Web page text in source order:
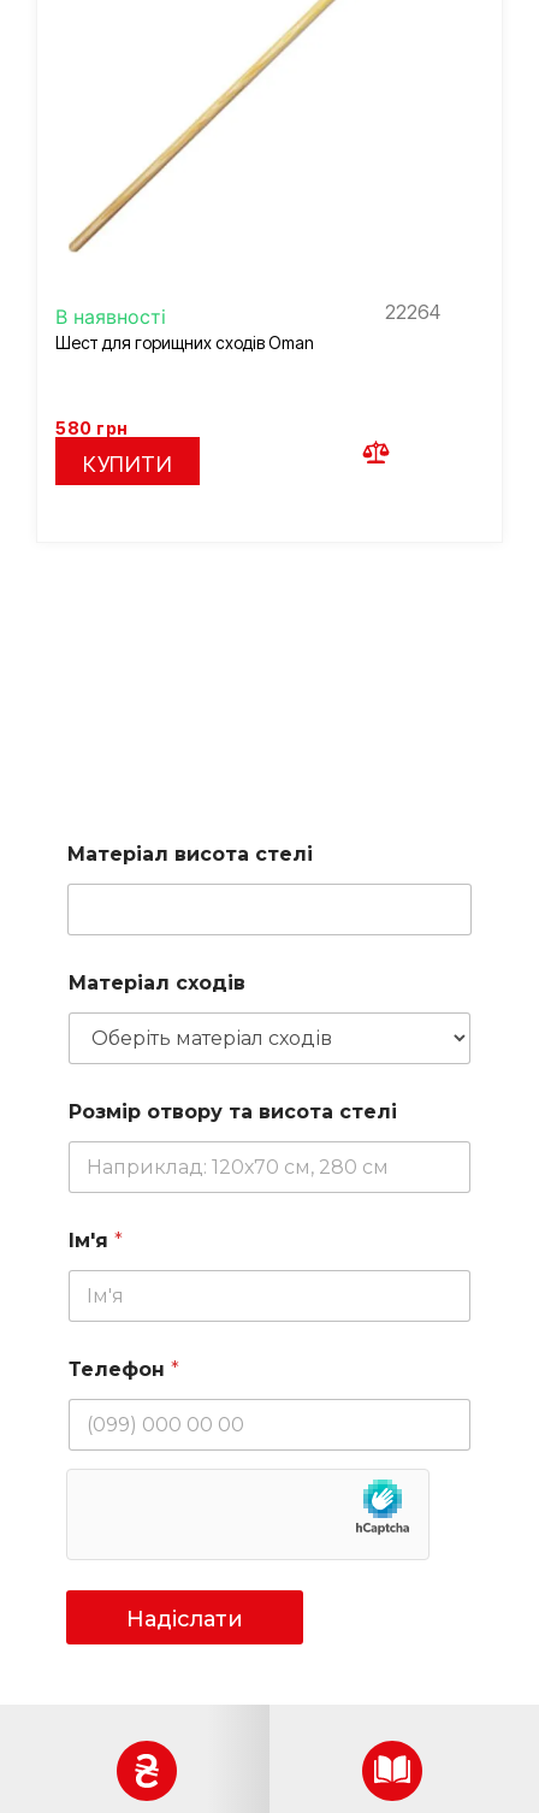
В наявності 22264
Шест для горищних сходів Oman
580 грн
КУПИТИ
Матеріал висота стелі
Матеріал сходів
Розмір отвору та висота стелі
Ім'я *
Телефон *
Надіслати